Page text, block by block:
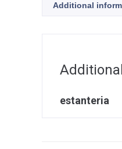
Additional
estanteria